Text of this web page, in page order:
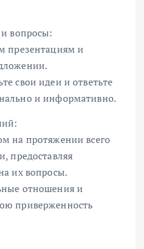
вопросы:
презентациям и
свои идеи и ответьте
и информативно.
на протяжении всего
предоставляя
их вопросы.
отношения и
приверженность